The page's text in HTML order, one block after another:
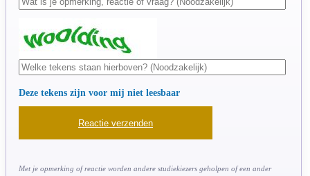
Deze tekens zijn voor mij niet leesbaar
Met je opmerking of reactie worden andere studiekiezers geholpen of een ander